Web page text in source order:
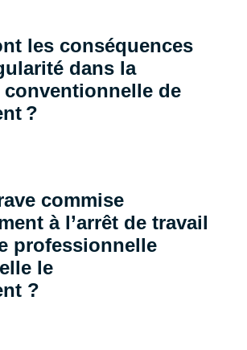
les conséquences
dans la
conventionnelle de
?
commise
à l’arrêt de travail
professionnelle
le
?